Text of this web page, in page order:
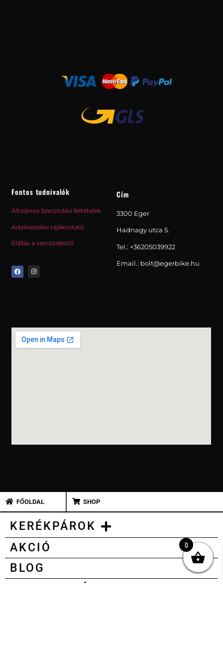
Fontos tudnivalók
Általános Szerződési feltételek
Adatkezelési tájékoztató
Elállás a szerződéstől
Cím
3300 Eger
Hadnagy utca 5.
Tel.: +36205039922
Email.: bolt@egerbike.hu
0
FŐOLDAL SHOP
KERÉKPÁROK
AKCIÓ
BLOG